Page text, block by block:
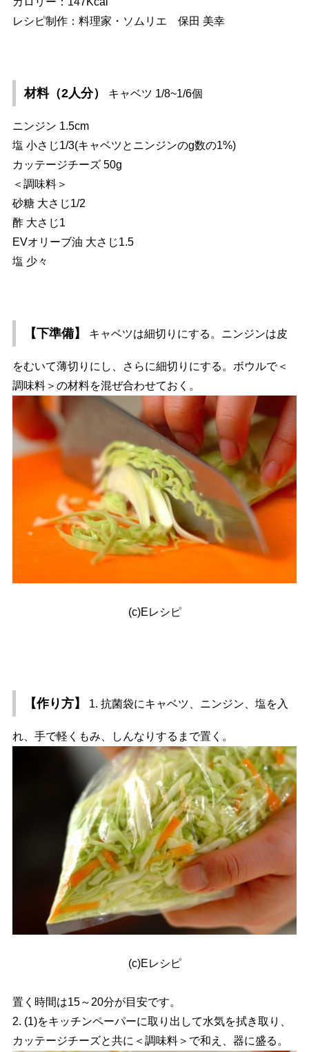
レシピ制作：料理家・ソムリエ 保田 美幸
材料（2人分） キャベツ 1/8~1/6個
ニンジン 1.5cm
塩 小さじ1/3(キャベツとニンジンのg数の1%)
カッテージチーズ 50g
＜調味料＞
砂糖 大さじ1/2
酢 大さじ1
EVオリーブ油 大さじ1.5
塩 少々
【下準備】 キャベツは細切りにする。ニンジンは皮
をむいて薄切りにし、さらに細切りにする。ボウルで＜
調味料＞の材料を混ぜ合わせておく。
(c)Eレシピ
【作り方】 1. 抗菌袋にキャベツ、ニンジン、塩を入
れ、手で軽くもみ、しんなりするまで置く。
(c)Eレシピ
置く時間は15～20分が目安です。
2. (1)をキッチンペーパーに取り出して水気を拭き取り、
カッテージチーズと共に＜調味料＞で和え、器に盛る。